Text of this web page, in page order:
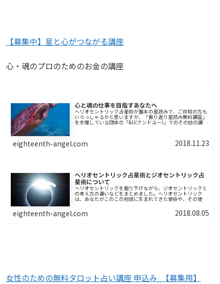
【募集中】星と心がつながる講座
心・魂のプロのためのお金の講座
心と魂の仕事を目指すあなたへ
ヘリオセントリック占星術が基本の星読みで、ご存知の方も
いらっしゃるかと思いますが、「振り返り星読み無料講座」
を主催している団体の「&U(アンドユー)」でのその他の講座
の紹介と、関わるお仕事募集の紹介をしています。
eighteenth-angel.com 2018.11.23
ヘリオセントリック占星術とジオセントリック占
星術について
ヘリオセントリックを掘り下げながら、ジオセントリックと
の考え方の違いなどをまとめました。ヘリオセントリック
は、あなたがこのこの地球に生まれてきた使命や、その使命
eighteenth-angel.com 2018.08.05
女性のための無料タロット占い講座 申込み_【募集用】